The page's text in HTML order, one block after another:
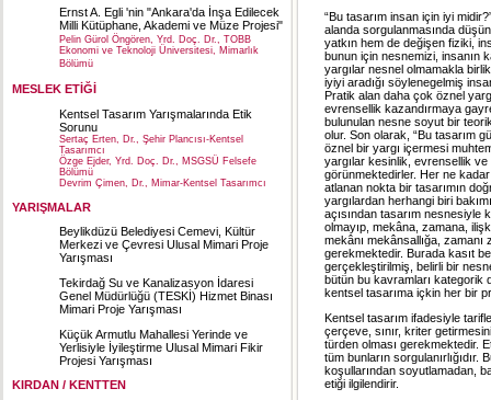
Ernst A. Egli 'nin "Ankara'da İnşa Edilecek
Milli Kütüphane, Akademi ve Müze Projesi"
Pelin Gürol Öngören, Yrd. Doç. Dr., TOBB
Ekonomi ve Teknoloji Üniversitesi, Mimarlık
Bölümü
MESLEK ETİĞİ
Kentsel Tasarım Yarışmalarında Etik
Sorunu
Sertaç Erten, Dr., Şehir Plancısı-Kentsel
Tasarımcı
Özge Ejder, Yrd. Doç. Dr., MSGSÜ Felsefe
Bölümü
Devrim Çimen, Dr., Mimar-Kentsel Tasarımcı
YARIŞMALAR
Beylikdüzü Belediyesi Cemevi, Kültür
Merkezi ve Çevresi Ulusal Mimari Proje
Yarışması
Tekirdağ Su ve Kanalizasyon İdaresi
Genel Müdürlüğü (TESKİ) Hizmet Binası
Mimari Proje Yarışması
Küçük Armutlu Mahallesi Yerinde ve
Yerlisiyle İyileştirme Ulusal Mimari Fikir
Projesi Yarışması
KIRDAN / KENTTEN
“Bu tasarım insan için iyi
alanda sorgulanmasında
yatkın hem de değişen fiziki,
bunun için nesnemizi, insanın
yargılar nesnel olmamakla
iyiyi aradığı söylenegelmiş
Pratik alan daha çok öznel
evrensellik kazandırmaya
bulunulan nesne soyut bir
olur. Son olarak, “Bu tasarım
öznel bir yargı içermesi
yargılar kesinlik, evrensellik ve
görünmektedirler. Her ne
atlanan nokta bir tasarımın
yargılardan herhangi biri
açısından tasarım nesnesiyle
olmayıp, mekâna, zamana,
mekânı mekânsallığa, zamanı
gerekmektedir. Burada kasıt
gerçekleştirilmiş, belirli bir
bütün bu kavramları kategorik
kentsel tasarıma içkin her bir
Kentsel tasarım ifadesiyle
çerçeve, sınır, kriter
türden olması gerekmektedir.
tüm bunların
koşullarından soyutlamadan,
etiği ilgilendirir.